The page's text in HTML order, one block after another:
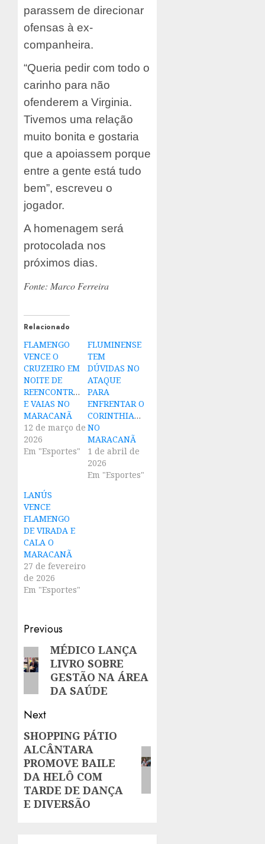
parassem de direcionar
ofensas à ex-
companheira.
“Queria pedir com todo o
carinho para não
ofenderem a Virginia.
Tivemos uma relação
muito bonita e gostaria
que a apoiassem porque
entre a gente está tudo
bem”, escreveu o
jogador.
A homenagem será
protocolada nos
próximos dias.
Fonte: Marco Ferreira
Relacionado
FLAMENGO
VENCE O
CRUZEIRO EM
NOITE DE
REENCONTROS
E VAIAS NO
MARACANÃ
12 de março de
2026
Em "Esportes"
FLUMINENSE
TEM
DÚVIDAS NO
ATAQUE
PARA
ENFRENTAR O
CORINTHIANS
NO
MARACANÃ
1 de abril de
2026
Em "Esportes"
LANÚS
VENCE
FLAMENGO
DE VIRADA E
CALA O
MARACANÃ
27 de fevereiro
de 2026
Em "Esportes"
Post
navigation
Previous
Previous
post:
MÉDICO LANÇA
LIVRO SOBRE
GESTÃO NA ÁREA
DA SAÚDE
Next
Next
post:
SHOPPING PÁTIO
ALCÂNTARA
PROMOVE BAILE
DA HELÔ COM
TARDE DE DANÇA
E DIVERSÃO